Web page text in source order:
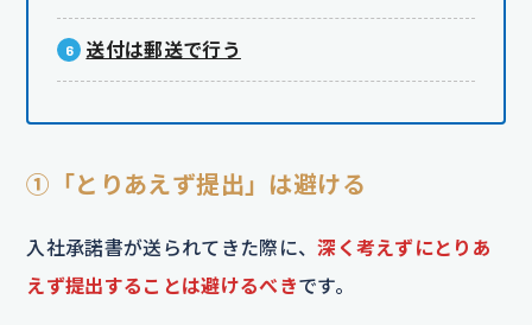
送付は郵送で行う
①「とりあえず提出」は避ける
入社承諾書が送られてきた際に、深く考えずにとりあ
えず提出することは避けるべきです。